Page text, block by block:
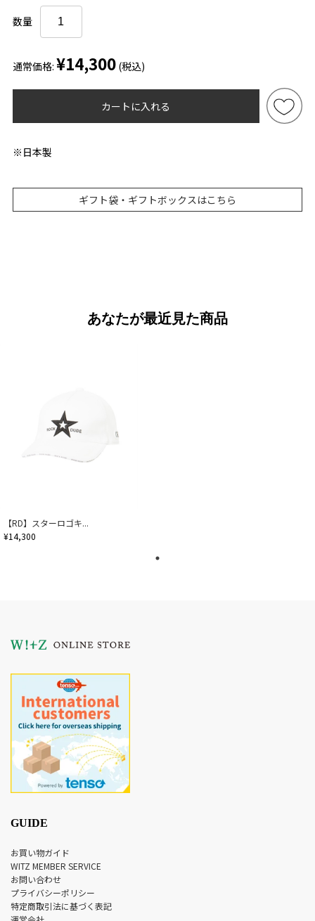
数量
通常価格: ¥14,300 (税込)
カートに入れる
※日本製
ギフト袋・ギフトボックスはこちら
あなたが最近見た商品
【RD】スターロゴキ...
¥14,300
GUIDE
お買い物ガイド
WITZ MEMBER SERVICE
お問い合わせ
プライバシーポリシー
特定商取引法に基づく表記